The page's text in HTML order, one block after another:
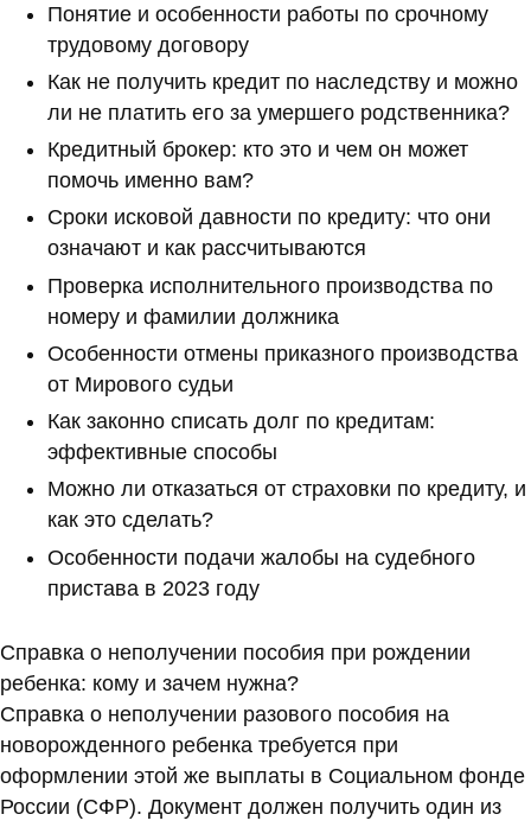
Понятие и особенности работы по срочному
трудовому договору
Как не получить кредит по наследству и можно
ли не платить его за умершего родственника?
Кредитный брокер: кто это и чем он может
помочь именно вам?
Сроки исковой давности по кредиту: что они
означают и как рассчитываются
Проверка исполнительного производства по
номеру и фамилии должника
Особенности отмены приказного производства
от Мирового судьи
Как законно списать долг по кредитам:
эффективные способы
Можно ли отказаться от страховки по кредиту, и
как это сделать?
Особенности подачи жалобы на судебного
пристава в 2023 году
Справка о неполучении пособия при рождении
ребенка: кому и зачем нужна?
Справка о неполучении разового пособия на
новорожденного ребенка требуется при
оформлении этой же выплаты в Социальном фонде
России (СФР). Документ должен получить один из